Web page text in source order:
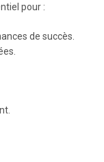
pour :
de succès.